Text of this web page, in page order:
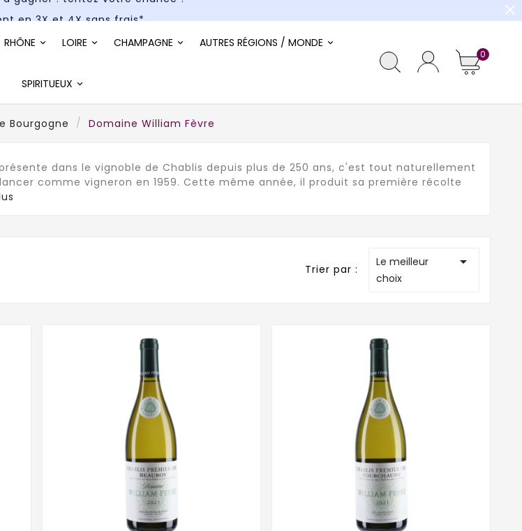
close
RHÔNE LOIRE CHAMPAGNE AUTRES RÉGIONS / MONDE
SPIRITUEUX
0
Bourgogne Domaine William Fèvre
dans le vignoble de Chablis depuis plus de 250 ans, c'est tout naturellement
comme vigneron en 1959. Cette même année, il produit sa première récolte
Trier par :
Le meilleur
choix
